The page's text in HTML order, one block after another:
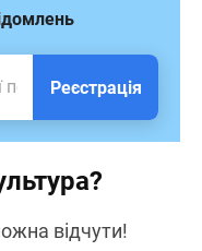
Реєстрація
відчути!